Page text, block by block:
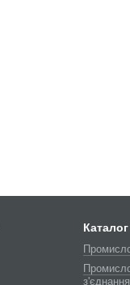
Каталог